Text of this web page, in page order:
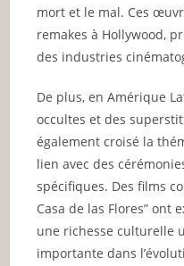
mort et le mal. Ces
remakes à Hollywood,
des industries
De plus, en Amérique
occultes et des
également croisé la
lien avec des
spécifiques. Des films
Casa de las Flores” ont
une richesse culturelle
importante dans